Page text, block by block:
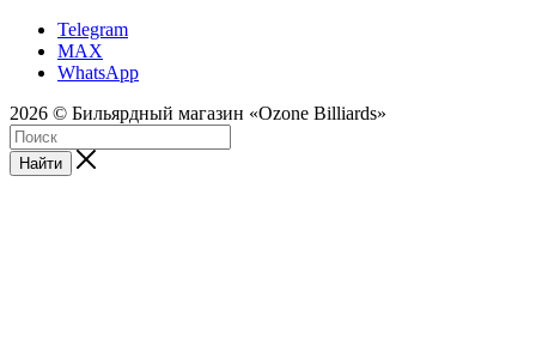
Telegram
MAX
WhatsApp
2026 © Бильярдный магазин «Ozone Billiards»
Найти